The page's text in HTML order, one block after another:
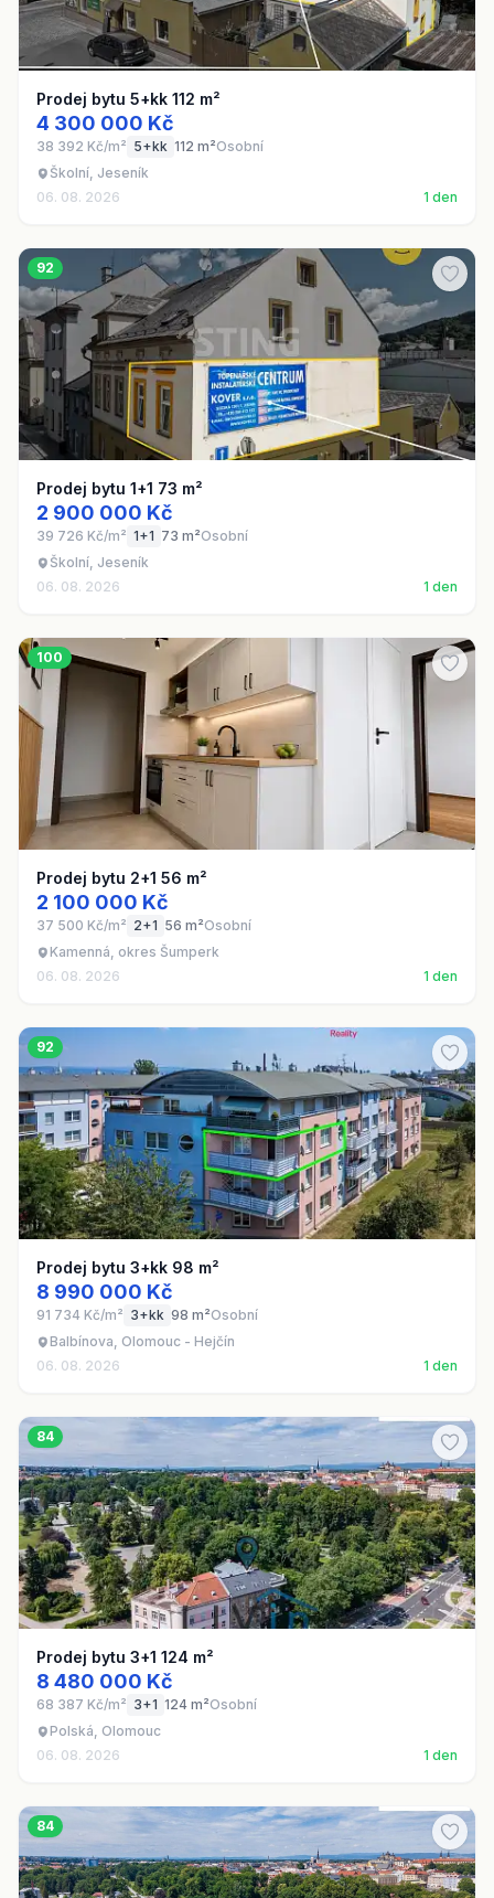
Prodej bytu 5+kk 112 m²
4 300 000 Kč
38 392 Kč/m² 5+kk 112 m²Osobní
Školní, Jeseník
06. 08. 2026
1 den
92
Prodej bytu 1+1 73 m²
2 900 000 Kč
39 726 Kč/m² 1+1 73 m²Osobní
Školní, Jeseník
06. 08. 2026
1 den
100
Prodej bytu 2+1 56 m²
2 100 000 Kč
37 500 Kč/m² 2+1 56 m²Osobní
Kamenná, okres Šumperk
06. 08. 2026
1 den
92
Prodej bytu 3+kk 98 m²
8 990 000 Kč
91 734 Kč/m² 3+kk 98 m²Osobní
Balbínova, Olomouc - Hejčín
06. 08. 2026
1 den
84
Prodej bytu 3+1 124 m²
8 480 000 Kč
68 387 Kč/m² 3+1 124 m²Osobní
Polská, Olomouc
06. 08. 2026
1 den
84